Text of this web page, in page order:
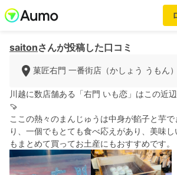
saitonさんが投稿した口コミ
菓匠右門 一番街店（かしょう うもん）
川越に数店舗ある「右門 いも恋」はこの近
🍠
ここの熱々のまんじゅうは中身が餡子と芋
り、一個でもとても食べ応えがあり、美味
もまとめて買ってお土産にもおすすめです。